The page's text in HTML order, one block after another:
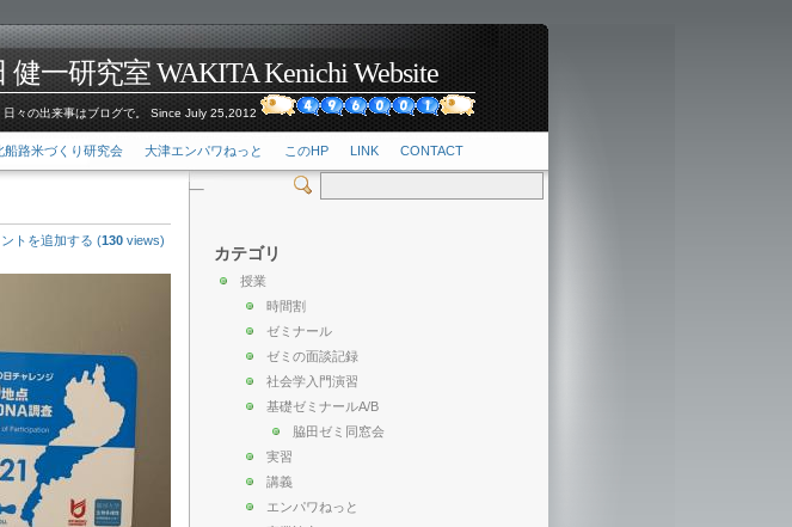
一研究室 WAKITA Kenichi Website
々の出来事はブログで。 Since July 25,2012
船路米づくり研究会 大津エンパワねっと このHP LINK CONTACT
ントを追加する (130 views)
カテゴリ
授業
時間割
ゼミナール
ゼミの面談記録
社会学入門演習
基礎ゼミナールA/B
脇田ゼミ同窓会
実習
講義
エンパワねっと